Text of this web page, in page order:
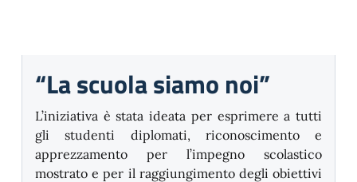
“La scuola siamo noi”
L’iniziativa è stata ideata per esprimere a tutti
gli studenti diplomati, riconoscimento e
apprezzamento per l’impegno scolastico
mostrato e per il raggiungimento degli obiettivi